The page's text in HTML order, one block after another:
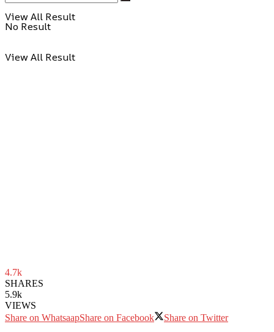
View All Result
No Result
View All Result
4.7k
SHARES
5.9k
VIEWS
Share on WhatsaapShare on Facebook
Share on Twitter